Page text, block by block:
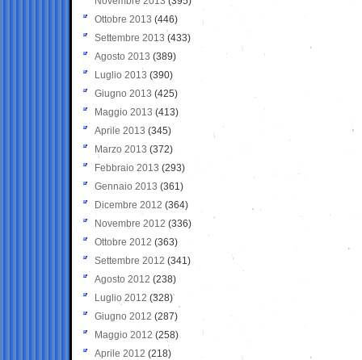
Ottobre 2013 (446)
Settembre 2013 (433)
Agosto 2013 (389)
Luglio 2013 (390)
Giugno 2013 (425)
Maggio 2013 (413)
Aprile 2013 (345)
Marzo 2013 (372)
Febbraio 2013 (293)
Gennaio 2013 (361)
Dicembre 2012 (364)
Novembre 2012 (336)
Ottobre 2012 (363)
Settembre 2012 (341)
Agosto 2012 (238)
Luglio 2012 (328)
Giugno 2012 (287)
Maggio 2012 (258)
Aprile 2012 (218)